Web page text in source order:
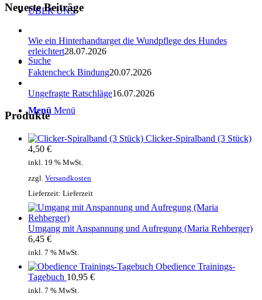
ÜBER UNS
Suche
Menü Menü
Neueste Beiträge
Wie ein Hinterhandtarget die Wundpflege des Hundes
erleichtert28.07.2026
Faktencheck Bindung20.07.2026
Ungefragte Ratschläge16.07.2026
Produkte
Clicker-Spiralband (3 Stück)
4,50 €
inkl. 19 % MwSt.
zzgl. Versandkosten
Lieferzeit: Lieferzeit
Umgang mit Anspannung und Aufregung (Maria Rehberger)
6,45 €
inkl. 7 % MwSt.
Obedience Trainings-
Tagebuch 10,95 €
inkl. 7 % MwSt.